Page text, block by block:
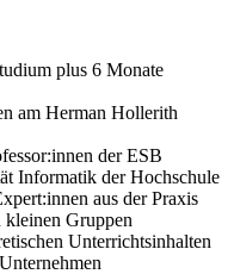
plus 6 Monate
am Herman Hollerith
der ESB
Informatik der Hochschule
aus der Praxis
Gruppen
Unterrichtsinhalten